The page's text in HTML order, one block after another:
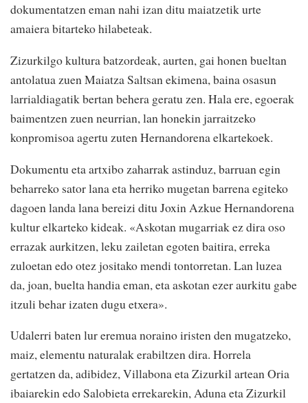
dokumentatzen eman nahi izan ditu maiatzetik urte
amaiera bitarteko hilabeteak.
Zizurkilgo kultura batzordeak, aurten, gai honen bueltan
antolatua zuen Maiatza Saltsan ekimena, baina osasun
larrialdiagatik bertan behera geratu zen. Hala ere, egoerak
baimentzen zuen neurrian, lan honekin jarraitzeko
konpromisoa agertu zuten Hernandorena elkartekoek.
Dokumentu eta artxibo zaharrak astinduz, barruan egin
beharreko sator lana eta herriko mugetan barrena egiteko
dagoen landa lana bereizi ditu Joxin Azkue Hernandorena
kultur elkarteko kideak. «Askotan mugarriak ez dira oso
errazak aurkitzen, leku zailetan egoten baitira, erreka
zuloetan edo otez jositako mendi tontorretan. Lan luzea
da, joan, buelta handia eman, eta askotan ezer aurkitu gabe
itzuli behar izaten dugu etxera».
Udalerri baten lur eremua noraino iristen den mugatzeko,
maiz, elementu naturalak erabiltzen dira. Horrela
gertatzen da, adibidez, Villabona eta Zizurkil artean Oria
ibaiarekin edo Salobieta errekarekin, Aduna eta Zizurkil